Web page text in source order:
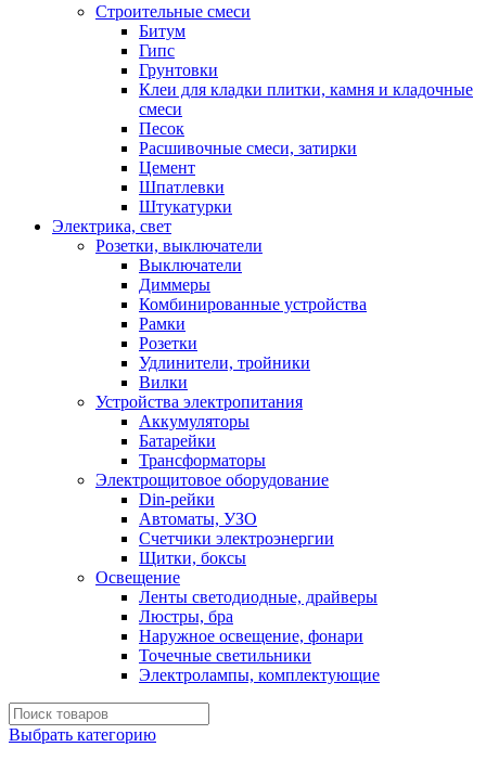
Строительные смеси
Битум
Гипс
Грунтовки
Клеи для кладки плитки, камня и кладочные
смеси
Песок
Расшивочные смеси, затирки
Цемент
Шпатлевки
Штукатурки
Электрика, свет
Розетки, выключатели
Выключатели
Диммеры
Комбинированные устройства
Рамки
Розетки
Удлинители, тройники
Вилки
Устройства электропитания
Аккумуляторы
Батарейки
Трансформаторы
Электрощитовое оборудование
Din-рейки
Автоматы, УЗО
Счетчики электроэнергии
Щитки, боксы
Освещение
Ленты светодиодные, драйверы
Люстры, бра
Наружное освещение, фонари
Точечные светильники
Электролампы, комплектующие
Выбрать категорию